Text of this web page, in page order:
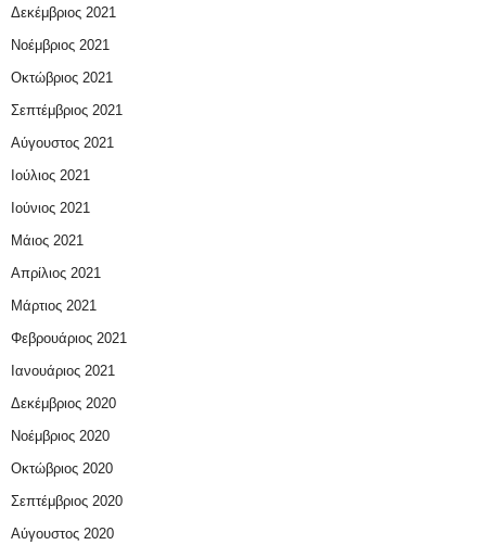
Δεκέμβριος 2021
Νοέμβριος 2021
Οκτώβριος 2021
Σεπτέμβριος 2021
Αύγουστος 2021
Ιούλιος 2021
Ιούνιος 2021
Μάιος 2021
Απρίλιος 2021
Μάρτιος 2021
Φεβρουάριος 2021
Ιανουάριος 2021
Δεκέμβριος 2020
Νοέμβριος 2020
Οκτώβριος 2020
Σεπτέμβριος 2020
Αύγουστος 2020